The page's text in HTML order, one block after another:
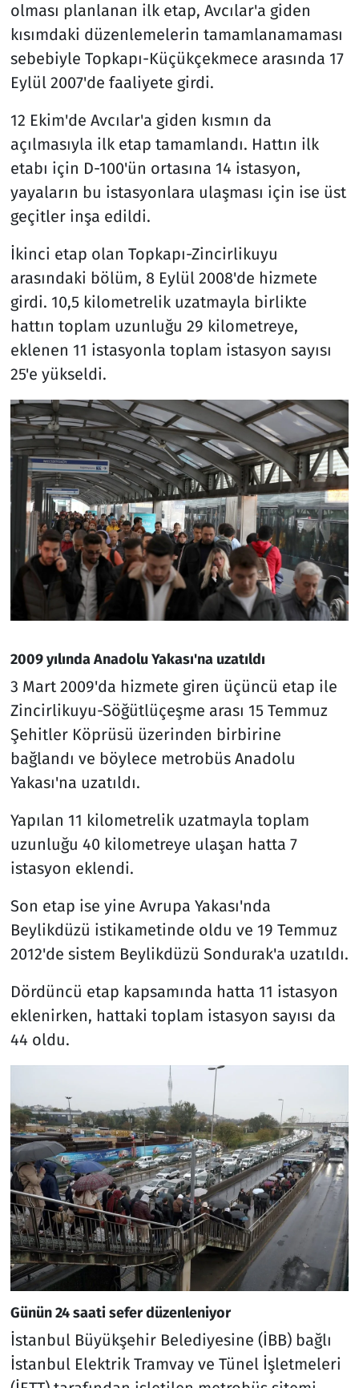
olması planlanan ilk etap, Avcılar'a giden
kısımdaki düzenlemelerin tamamlanamaması
sebebiyle Topkapı-Küçükçekmece arasında 17
Eylül 2007'de faaliyete girdi.
12 Ekim'de Avcılar'a giden kısmın da
açılmasıyla ilk etap tamamlandı. Hattın ilk
etabı için D-100'ün ortasına 14 istasyon,
yayaların bu istasyonlara ulaşması için ise üst
geçitler inşa edildi.
İkinci etap olan Topkapı-Zincirlikuyu
arasındaki bölüm, 8 Eylül 2008'de hizmete
girdi. 10,5 kilometrelik uzatmayla birlikte
hattın toplam uzunluğu 29 kilometreye,
eklenen 11 istasyonla toplam istasyon sayısı
25'e yükseldi.
2009 yılında Anadolu Yakası'na uzatıldı
3 Mart 2009'da hizmete giren üçüncü etap ile
Zincirlikuyu-Söğütlüçeşme arası 15 Temmuz
Şehitler Köprüsü üzerinden birbirine
bağlandı ve böylece metrobüs Anadolu
Yakası'na uzatıldı.
Yapılan 11 kilometrelik uzatmayla toplam
uzunluğu 40 kilometreye ulaşan hatta 7
istasyon eklendi.
Son etap ise yine Avrupa Yakası'nda
Beylikdüzü istikametinde oldu ve 19 Temmuz
2012'de sistem Beylikdüzü Sondurak'a uzatıldı.
Dördüncü etap kapsamında hatta 11 istasyon
eklenirken, hattaki toplam istasyon sayısı da
44 oldu.
Günün 24 saati sefer düzenleniyor
İstanbul Büyükşehir Belediyesine (İBB) bağlı
İstanbul Elektrik Tramvay ve Tünel İşletmeleri